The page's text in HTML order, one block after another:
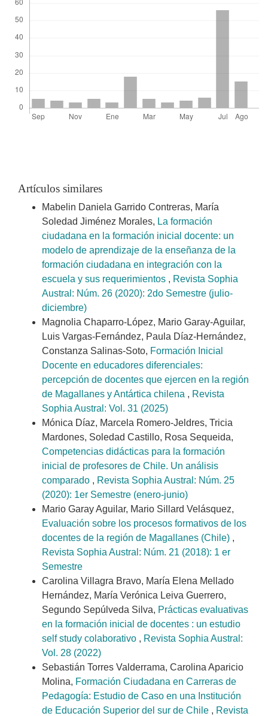
Artículos similares
Mabelin Daniela Garrido Contreras, María
Soledad Jiménez Morales, La formación
ciudadana en la formación inicial docente: un
modelo de aprendizaje de la enseñanza de la
formación ciudadana en integración con la
escuela y sus requerimientos , Revista Sophia
Austral: Núm. 26 (2020): 2do Semestre (julio-
diciembre)
Magnolia Chaparro-López, Mario Garay-Aguilar,
Luis Vargas-Fernández, Paula Díaz-Hernández,
Constanza Salinas-Soto, Formación Inicial
Docente en educadores diferenciales:
percepción de docentes que ejercen en la región
de Magallanes y Antártica chilena , Revista
Sophia Austral: Vol. 31 (2025)
Mónica Díaz, Marcela Romero-Jeldres, Tricia
Mardones, Soledad Castillo, Rosa Sequeida,
Competencias didácticas para la formación
inicial de profesores de Chile. Un análisis
comparado , Revista Sophia Austral: Núm. 25
(2020): 1er Semestre (enero-junio)
Mario Garay Aguilar, Mario Sillard Velásquez,
Evaluación sobre los procesos formativos de los
docentes de la región de Magallanes (Chile) ,
Revista Sophia Austral: Núm. 21 (2018): 1 er
Semestre
Carolina Villagra Bravo, María Elena Mellado
Hernández, María Verónica Leiva Guerrero,
Segundo Sepúlveda Silva, Prácticas evaluativas
en la formación inicial de docentes : un estudio
self study colaborativo , Revista Sophia Austral:
Vol. 28 (2022)
Sebastián Torres Valderrama, Carolina Aparicio
Molina, Formación Ciudadana en Carreras de
Pedagogía: Estudio de Caso en una Institución
de Educación Superior del sur de Chile , Revista